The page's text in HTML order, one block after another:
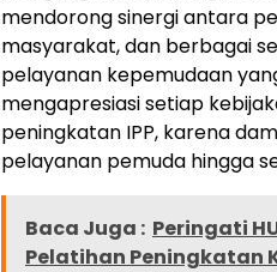
mendorong sinergi antara
masyarakat, dan berbagai
pelayanan kepemudaan
mengapresiasi setiap
peningkatan IPP, karena
pelayanan pemuda hingga
Baca Juga : Peringati
Pelatihan Peningkatan